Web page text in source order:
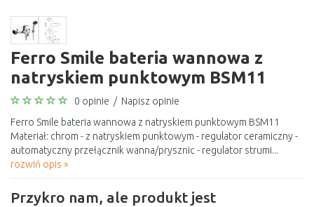
Ferro Smile bateria wannowa z
natryskiem punktowym BSM11
0 opinie / Napisz opinie
Ferro Smile bateria wannowa z natryskiem punktowym BSM11
Materiał: chrom - z natryskiem punktowym - regulator ceramiczny -
automatyczny przełącznik wanna/prysznic - regulator strumi...
rozwiń opis »
Przykro nam, ale produkt jest